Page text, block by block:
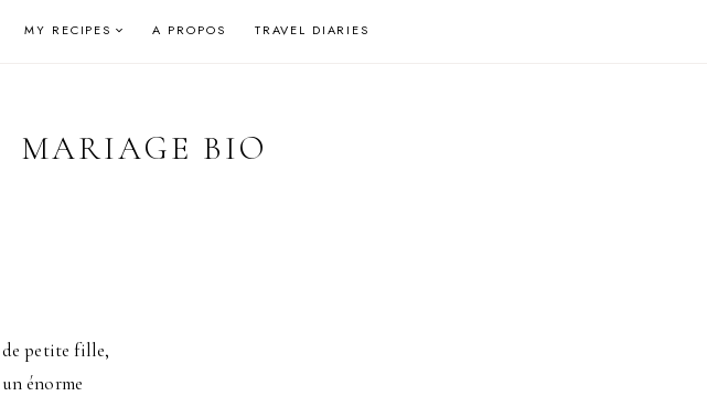
MY RECIPES A PROPOS TRAVEL DIARIES
MARIAGE BIO
de petite fille,
énorme